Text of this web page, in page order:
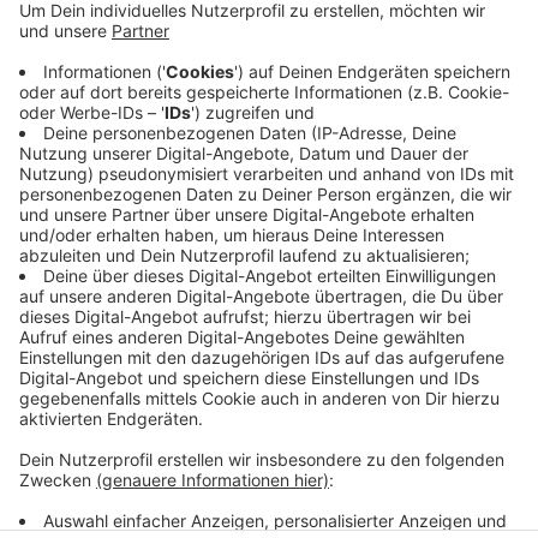
Volleyballerinnen aus Stuttgart. Im Tiebreak
und die Aachener fünf, bevor sie dann den
sechsten verwandelten.
In der Tabelle bleiben Stuttgart auf Platz eins und
die Ladies auf Rang zwei.
Veröffentlicht:Montag, 18.11.2019 08:55
Anzeige
Anzeige